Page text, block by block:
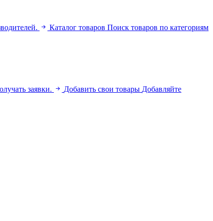
Каталог товаров Поиск товаров по категориям
заявки. Добавить свои товары Добавляйте